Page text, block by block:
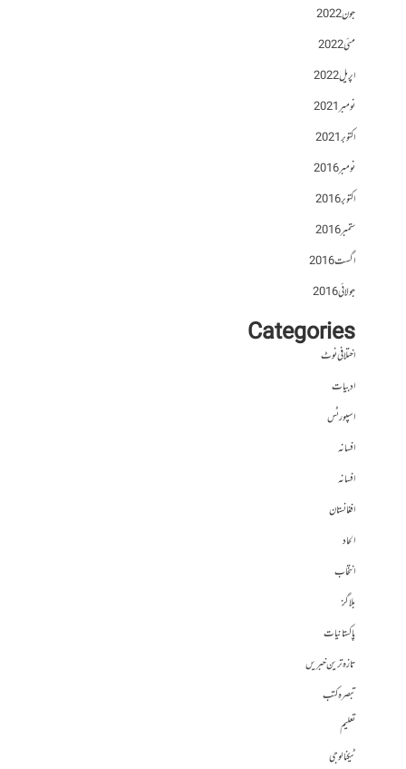
جون 2022
مئی 2022
اپریل 2022
نومبر 2021
اکتوبر 2021
نومبر 2016
اکتوبر 2016
ستمبر 2016
اگست 2016
جولائی 2016
Categories
اختلافی نوٹ
ادبیات
اسپورٹس
افسانہ
افسانہ
افغانستان
الحاد
انتخاب
بلاگز
پاکستانیات
تازہ ترین خبریں
تبصرہ کتب
تعلیم
ٹیکنالوجی